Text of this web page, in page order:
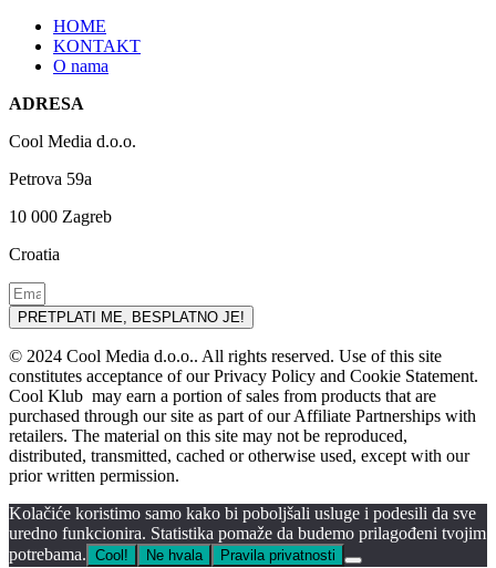
HOME
KONTAKT
O nama
ADRESA
Cool Media d.o.o.
Petrova 59a
10 000 Zagreb
Croatia
PRETPLATI ME, BESPLATNO JE!
© 2024 Cool Media d.o.o.. All rights reserved. Use of this site
constitutes acceptance of our Privacy Policy and Cookie Statement.
Cool Klub may earn a portion of sales from products that are
purchased through our site as part of our Affiliate Partnerships with
retailers. The material on this site may not be reproduced,
distributed, transmitted, cached or otherwise used, except with our
prior written permission.
Kolačiće koristimo samo kako bi poboljšali usluge i podesili da sve
uredno funkcionira. Statistika pomaže da budemo prilagođeni tvojim
potrebama. Cool! Ne hvala Pravila privatnosti